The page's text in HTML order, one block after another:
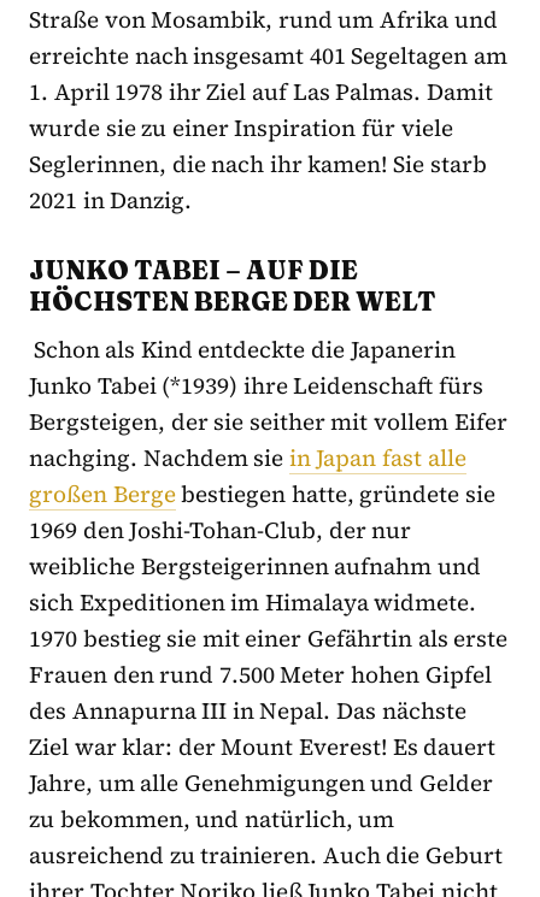
Straße von Mosambik, rund um Afrika und
erreichte nach insgesamt 401 Segeltagen am
1. April 1978 ihr Ziel auf Las Palmas. Damit
wurde sie zu einer Inspiration für viele
Seglerinnen, die nach ihr kamen! Sie starb
2021 in Danzig.
JUNKO TABEI – AUF DIE
HÖCHSTEN BERGE DER WELT
Schon als Kind entdeckte die Japanerin
Junko Tabei (*1939) ihre Leidenschaft fürs
Bergsteigen, der sie seither mit vollem Eifer
nachging. Nachdem siein Japan fast alle
großen Bergebestiegen hatte, gründete sie
1969 den Joshi-Tohan-Club, der nur
weibliche Bergsteigerinnen aufnahm und
sich Expeditionen im Himalaya widmete.
1970 bestieg sie mit einer Gefährtin als erste
Frauen den rund 7.500 Meter hohen Gipfel
des Annapurna III in Nepal. Das nächste
Ziel war klar: der Mount Everest! Es dauert
Jahre, um alle Genehmigungen und Gelder
zu bekommen, und natürlich, um
ausreichend zu trainieren. Auch die Geburt